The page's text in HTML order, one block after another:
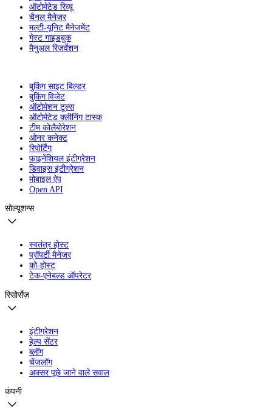
ऑटोमेटेड रिव्यू
चैनल मैनेजर
मल्टी-यूनिट मैनेजमेंट
गेस्ट गाइडबुक
मैनुअल रिज़र्वेशन
बुकिंग साइट बिल्डर
बुकिंग विजेट
ऑटोमेशन टूल्स
ऑटोमेटेड क्लीनिंग टास्क
टीम कोलैबोरेशन
ओनर कनेक्ट
रिपोर्टिंग
फ़ाइनेंशियल इंटीग्रेशन
डिवाइस इंटीग्रेशन
मोबाइल ऐप
Open API
सोल्यूशन्स
स्वतंत्र होस्ट
प्रॉपर्टी मैनेजर
को-होस्ट
टेक-एनेबल्ड ऑपरेटर
रिसोर्सेज़
इंटीग्रेशन
हेल्प सेंटर
ब्लॉग
चेंजलॉग
अक्सर पूछे जाने वाले सवाल
कंपनी